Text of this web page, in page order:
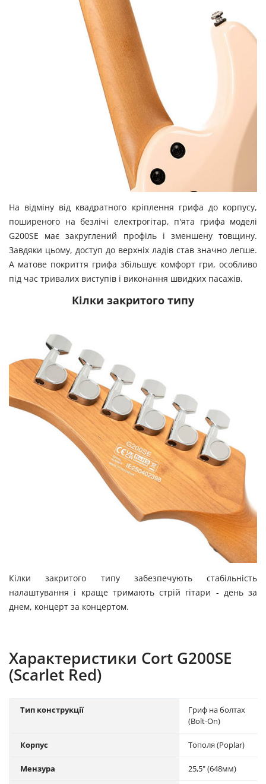
На відміну від квадратного кріплення грифа до корпусу,
поширеного на безлічі електрогітар, п'ята грифа моделі
G200SE має закруглений профіль і зменшену товщину.
Завдяки цьому, доступ до верхніх ладів став значно легше.
А матове покриття грифа збільшує комфорт гри, особливо
під час тривалих виступів і виконання швидких пасажів.
Кілки закритого типу
Кілки закритого типу забезпечують стабільність
налаштування і краще тримають стрій гітари - день за
днем, концерт за концертом.
Характеристики Cort G200SE
(Scarlet Red)
Тип конструкції
Гриф на болтах
(Bolt-On)
Корпус Тополя (Poplar)
Мензура 25,5" (648мм)